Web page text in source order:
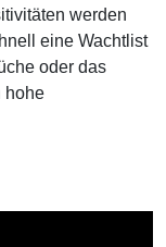
werden
eine Wachtlist
oder das
hohe